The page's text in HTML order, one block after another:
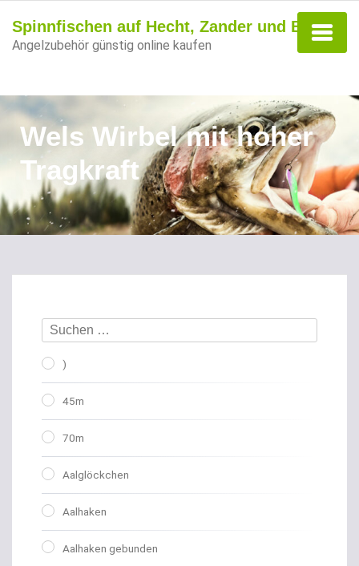
Spinnfischen auf Hecht, Zander und Barsch
Angelzubehör günstig online kaufen
Wels Wirbel mit hoher
Tragkraft
)
45m
70m
Aalglöckchen
Aalhaken
Aalhaken gebunden